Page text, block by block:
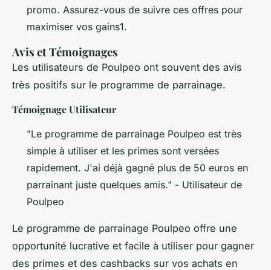
promo. Assurez-vous de suivre ces offres pour
maximiser vos gains1.
Avis et Témoignages
Les utilisateurs de Poulpeo ont souvent des avis
très positifs sur le programme de parrainage.
Témoignage Utilisateur
"Le programme de parrainage Poulpeo est très
simple à utiliser et les primes sont versées
rapidement. J'ai déjà gagné plus de 50 euros en
parrainant juste quelques amis." - Utilisateur de
Poulpeo
Le programme de parrainage Poulpeo offre une
opportunité lucrative et facile à utiliser pour gagner
des primes et des cashbacks sur vos achats en